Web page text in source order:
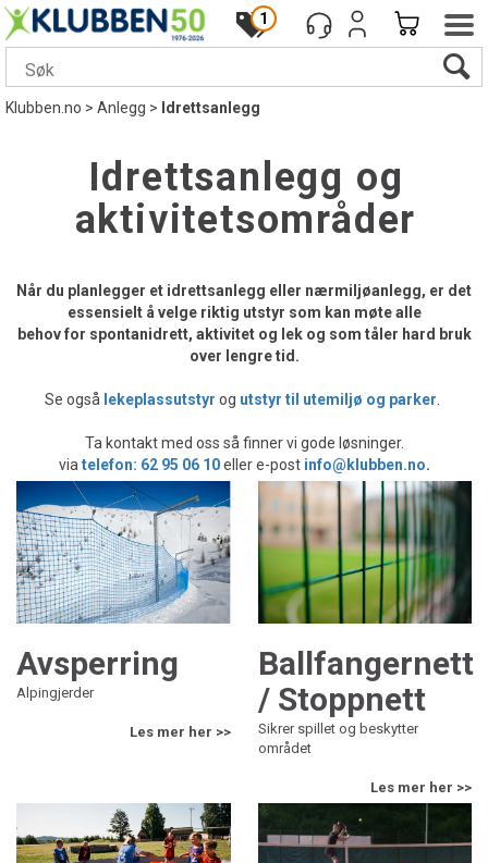
1
Klubben.no>Anlegg> Idrettsanlegg
Idrettsanlegg og
aktivitetsområder
Når du planlegger et idrettsanlegg eller nærmiljøanlegg, er det
essensielt å velge riktig utstyr som kan møte alle
behov for spontanidrett, aktivitet og lek og som tåler hard bruk
over lengre tid.
Se også lekeplassutstyr og utstyr til utemiljø og parker
Ta kontakt med oss så finner vi gode løsninger.
via telefon: 62 95 06 10 eller e-post info@klubben.no.
Avsperring
Alpingjerder
Les mer her >>
Ballfangernett
/ Stoppnett
Sikrer spillet og beskytter
området
Les mer her >>